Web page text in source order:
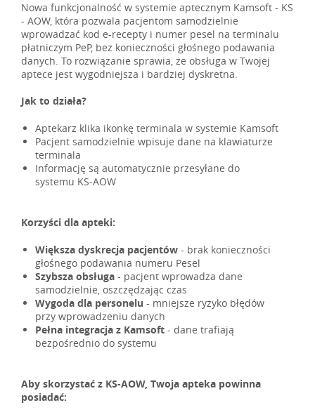
Nowa funkcjonalność w systemie aptecznym Kamsoft - KS
- AOW, która pozwala pacjentom samodzielnie
wprowadzać kod e-recepty i numer pesel na terminalu
płatniczym PeP, bez konieczności głośnego podawania
danych. To rozwiązanie sprawia, że obsługa w Twojej
aptece jest wygodniejsza i bardziej dyskretna.
Jak to działa?
Aptekarz klika ikonkę terminala w systemie Kamsoft
Pacjent samodzielnie wpisuje dane na klawiaturze
terminala
Informację są automatycznie przesyłane do
systemu KS-AOW
Korzyści dla apteki:
Większa dyskrecja pacjentów - brak konieczności
głośnego podawania numeru Pesel
Szybsza obsługa - pacjent wprowadza dane
samodzielnie, oszczędzając czas
Wygoda dla personelu - mniejsze ryzyko błędów
przy wprowadzeniu danych
Pełna integracja z Kamsoft - dane trafiają
bezpośrednio do systemu
Aby skorzystać z KS-AOW, Twoja apteka powinna
posiadać: